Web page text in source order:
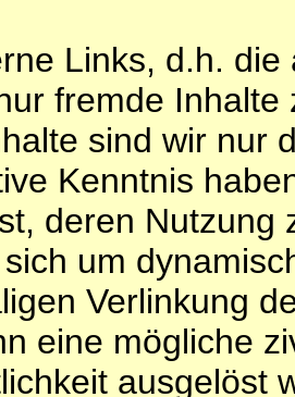
Links, d.h.
fremde
sind wir nur
Kenntnis
deren Nutzung
um
Verlinkung
eine mögliche
ausgelöst